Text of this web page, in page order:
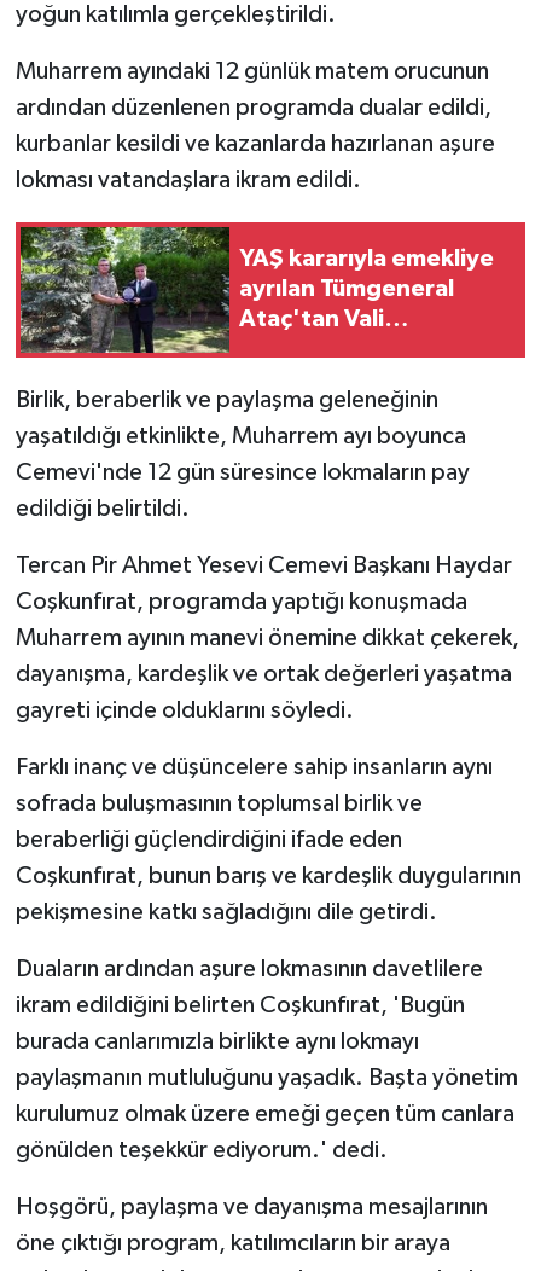
yoğun katılımla gerçekleştirildi.
Muharrem ayındaki 12 günlük matem orucunun
ardından düzenlenen programda dualar edildi,
kurbanlar kesildi ve kazanlarda hazırlanan aşure
lokması vatandaşlara ikram edildi.
YAŞ kararıyla emekliye
ayrılan Tümgeneral
Ataç'tan Vali
Birlik, beraberlik ve paylaşma geleneğinin
yaşatıldığı etkinlikte, Muharrem ayı boyunca
Cemevi'nde 12 gün süresince lokmaların pay
edildiği belirtildi.
Tercan Pir Ahmet Yesevi Cemevi Başkanı Haydar
Coşkunfırat, programda yaptığı konuşmada
Muharrem ayının manevi önemine dikkat çekerek,
dayanışma, kardeşlik ve ortak değerleri yaşatma
gayreti içinde olduklarını söyledi.
Farklı inanç ve düşüncelere sahip insanların aynı
sofrada buluşmasının toplumsal birlik ve
beraberliği güçlendirdiğini ifade eden
Coşkunfırat, bunun barış ve kardeşlik duygularının
pekişmesine katkı sağladığını dile getirdi.
Duaların ardından aşure lokmasının davetlilere
ikram edildiğini belirten Coşkunfırat, 'Bugün
burada canlarımızla birlikte aynı lokmayı
paylaşmanın mutluluğunu yaşadık. Başta yönetim
kurulumuz olmak üzere emeği geçen tüm canlara
gönülden teşekkür ediyorum.' dedi.
Hoşgörü, paylaşma ve dayanışma mesajlarının
öne çıktığı program, katılımcıların bir araya
Güvenlik
HABERDE İNSAN
İNSAN
İş Dünyası
Jandarma
Kadın
KÜLTÜR SANAT
Otomobil
POLİTİKA
Sağlık
SPOR HABERLERİ
TEKNOLOJİ
Turizm
ÜLKE GÜNDEMİ
YAŞAM
YEREL
Yerel Haberler